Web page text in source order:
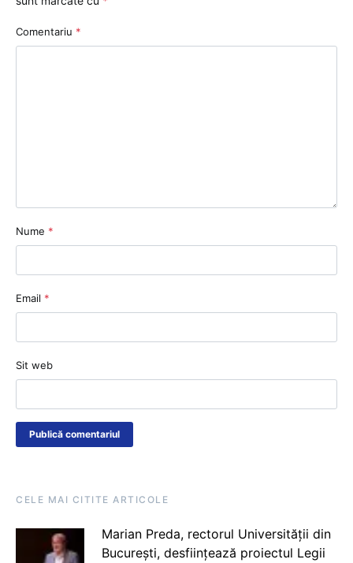
Comentariu *
Nume *
Email *
Sit web
CELE MAI CITITE ARTICOLE
Marian Preda, rectorul Universității din
București, desființează proiectul Legii